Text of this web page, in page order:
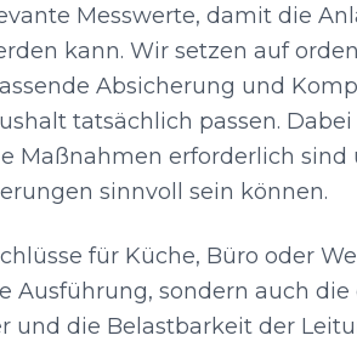
Messwerte, damit die
kann. Wir setzen auf
Absicherung und
tatsächlich passen.
Maßnahmen erforderlich sind
sinnvoll sein können.
für Küche, Büro oder
Ausführung, sondern auch die
und die Belastbarkeit der